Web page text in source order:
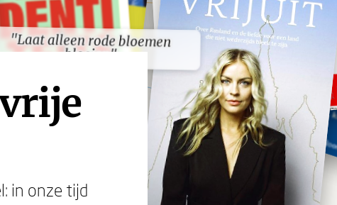
"Laat alleen rode bloemen
bloeien"
"Laat alleen rode bloemen
bloeien"
in onze tijd